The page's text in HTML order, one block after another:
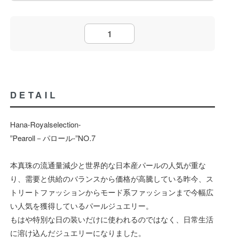
DETAIL
Hana-Royalselection-
”Pearoll－パロール-”NO.7
本真珠の流通量減少と世界的な日本産パールの人気が重な
り、需要と供給のバランスから価格が高騰している昨今、ス
トリートファッションからモード系ファッションまで今幅広
い人気を獲得しているパールジュエリー。
もはや特別な日の装いだけに使われるのではなく、日常生活
に溶け込んだジュエリーになりました。